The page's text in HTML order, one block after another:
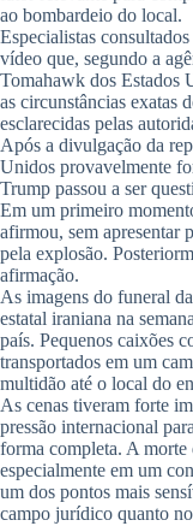
ao bombardeio do local.
Especialistas
vídeo que, segundo a
Tomahawk dos Estados
as circunstâncias exatas
esclarecidas pelas
Após a divulgação da
Unidos provavelmente
Trump passou a ser
Em um primeiro
afirmou, sem apresentar
pela explosão.
afirmação.
As imagens do funeral
estatal iraniana na
país. Pequenos caixões
transportados em um
multidão até o local do
As cenas tiveram forte
pressão internacional
forma completa. A morte
especialmente em um
um dos pontos mais
campo jurídico quanto